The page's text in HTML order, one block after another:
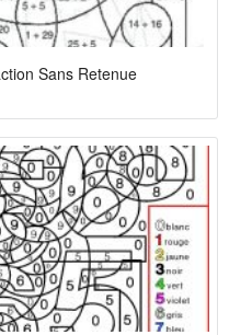
Sans Retenue